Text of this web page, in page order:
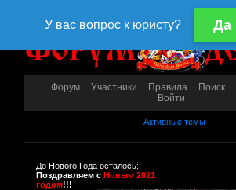
Форум Участники Правила Поиск
Войти
Активные темы
До Нового Года осталось:
Поздравляем с Новым 2021
годом!!!